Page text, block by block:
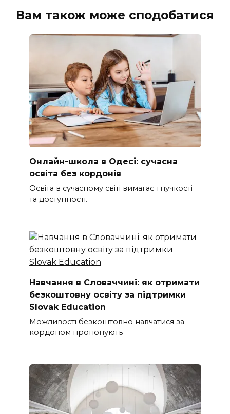
Вам також може сподобатися
Онлайн-школа в Одесі: сучасна
освіта без кордонів
Освіта в сучасному світі вимагає гнучкості
та доступності.
Навчання в Словаччині: як отримати
безкоштовну освіту за підтримки
Slovak Education
Можливості безкоштовно навчатися за
кордоном пропонують